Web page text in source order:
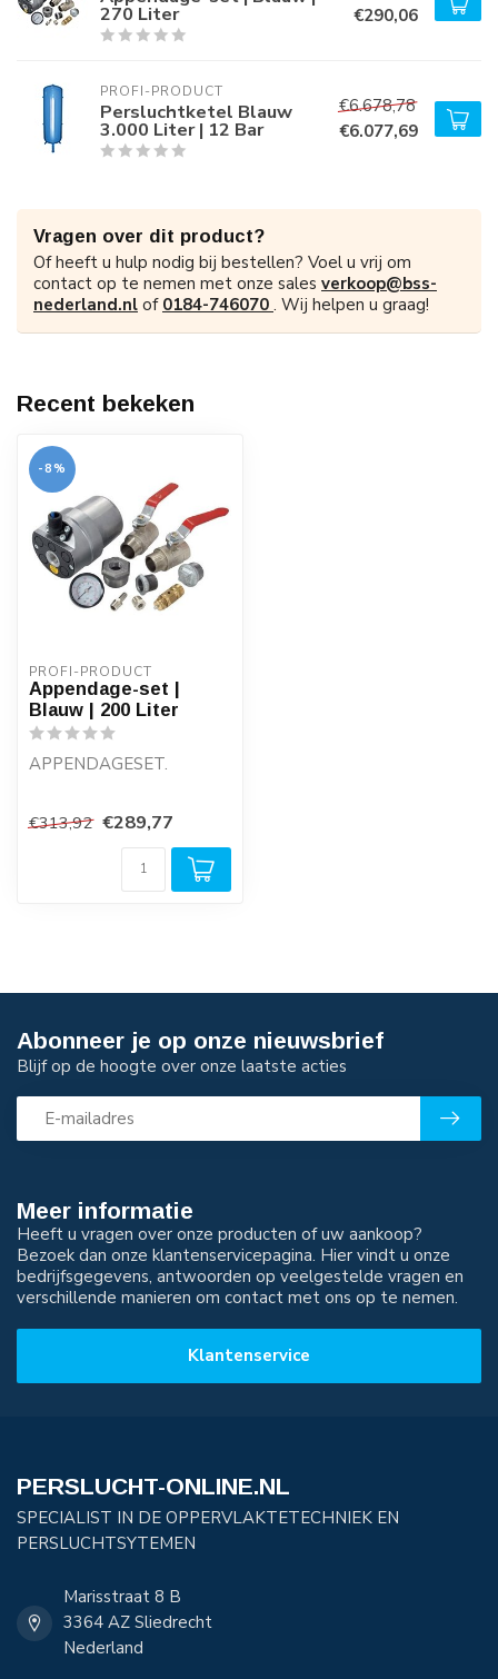
270 Liter
€290,06
PROFI-PRODUCT
Persluchtketel Blauw
3.000 Liter | 12 Bar
€6.678,78
€6.077,69
Vragen over dit product?
Of heeft u hulp nodig bij bestellen? Voel u vrij om
contact op te nemen met onze sales verkoop@bss-
nederland.nl of 0184-746070 . Wij helpen u graag!
Recent bekeken
-8%
PROFI-PRODUCT
Appendage-set |
Blauw | 200 Liter
APPENDAGESET.
persluchtketel.
Bestaande o.a. uit
€313,92 €289,77
Meer informatie
Heeft u vragen over onze producten of uw aankoop?
Bezoek dan onze klantenservicepagina. Hier vindt u onze
bedrijfsgegevens, antwoorden op veelgestelde vragen en
verschillende manieren om contact met ons op te nemen.
Klantenservice
Abonneer je op onze nieuwsbrief
Blijf op de hoogte over onze laatste acties
PERSLUCHT-ONLINE.NL
SPECIALIST IN DE OPPERVLAKTETECHNIEK EN
PERSLUCHTSYTEMEN
Marisstraat 8 B
3364 AZ Sliedrecht
Nederland